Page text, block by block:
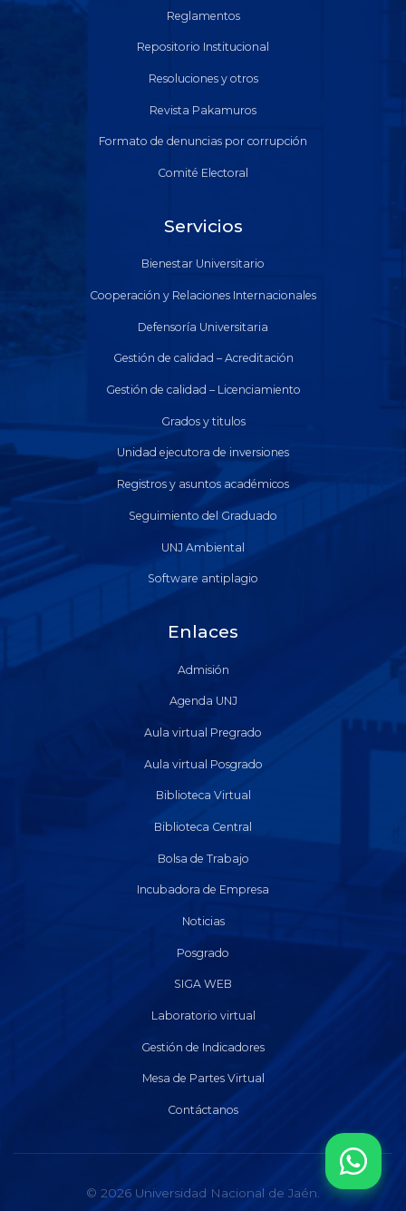
Reglamentos
Repositorio Institucional
Resoluciones y otros
Revista Pakamuros
Formato de denuncias por corrupción
Comité Electoral
Servicios
Bienestar Universitario
Cooperación y Relaciones Internacionales
Defensoría Universitaria
Gestión de calidad – Acreditación
Gestión de calidad – Licenciamiento
Grados y titulos
Unidad ejecutora de inversiones
Registros y asuntos académicos
Seguimiento del Graduado
UNJ Ambiental
Software antiplagio
Enlaces
Admisión
Agenda UNJ
Aula virtual Pregrado
Aula virtual Posgrado
Biblioteca Virtual
Biblioteca Central
Bolsa de Trabajo
Incubadora de Empresa
Noticias
Posgrado
SIGA WEB
Laboratorio virtual
Gestión de Indicadores
Mesa de Partes Virtual
Contáctanos
© 2026 Universidad Nacional de Jaén.